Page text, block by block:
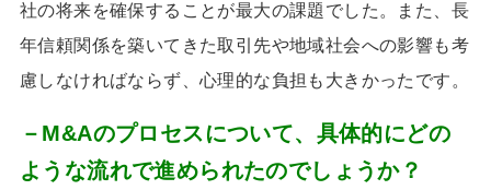
社の将来を確保することが最大の課題でした。また、長
年信頼関係を築いてきた取引先や地域社会への影響も考
慮しなければならず、心理的な負担も大きかったです。
－M&Aのプロセスについて、具体的にどの
ような流れで進められたのでしょうか？